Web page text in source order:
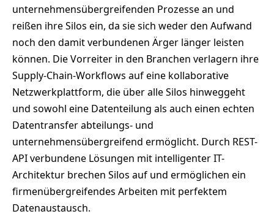
unternehmensübergreifenden Prozesse an und
reißen ihre Silos ein, da sie sich weder den Aufwand
noch den damit verbundenen Ärger länger leisten
können. Die Vorreiter in den Branchen verlagern ihre
Supply-Chain-Workflows auf eine kollaborative
Netzwerkplattform, die über alle Silos hinweggeht
und sowohl eine Datenteilung als auch einen echten
Datentransfer abteilungs- und
unternehmensübergreifend ermöglicht. Durch REST-
API verbundene Lösungen mit intelligenter IT-
Architektur brechen Silos auf und ermöglichen ein
firmenübergreifendes Arbeiten mit perfektem
Datenaustausch.